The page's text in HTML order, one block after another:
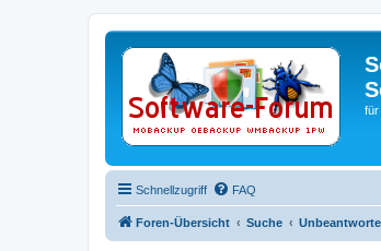
für
Schnellzugriff FAQ
Foren-Übersicht Suche